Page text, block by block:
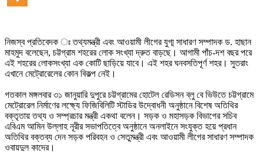
নিজস্ব প্রতিবেদক ঃ তথ্যমন্ত্রী এবং আওয়ামী লীগের যুগ্ম সাধারণ সম্পাদক ড. হাছান
মাহমুদ বলেছেন, চট্টগ্রাম শহরের লোক সংখ্যা দ্রুত বাড়ছে। আগামী পাঁচ-দশ বছর পরে
এই শহরের লোকসংখ্যা এক কোটি ছাড়িয়ে যাবে। এই শহর ঘনবসতিপূর্ণ শহর। সুতরাং
এখানে মেট্রোরেলের কোন বিকল্প নেই।
গতকাল মঙ্গলবার ৩১ জানুয়ারি দুপুরে চট্টগ্রামের হোটেল রেডিসন ব্লু বে ভিউতে চট্টগ্রামে
মেট্রোরেল নির্মাণের লক্ষ্যে ফিজিবিলিটি স্টাডির উদ্বোধনী অনুষ্ঠানে বিশেষ অতিথির
বক্তৃতায় তথ্য ও সম্প্রচার মন্ত্রী একথা বলেন। সড়ক ও মহাসড়ক বিভাগের সচিব
এবিএম আমিন উল্লাহ নূরীর সভাপতিত্বে অনুষ্ঠানে অনলাইনে সংযুক্ত হয়ে প্রধান
অতিথির বক্তব্য দেন সড়ক পরিবহন ও সেতুমন্ত্রী এবং আওয়ামী লীগের সাধারণ সম্পাদক
ওবায়দুল কাদের।